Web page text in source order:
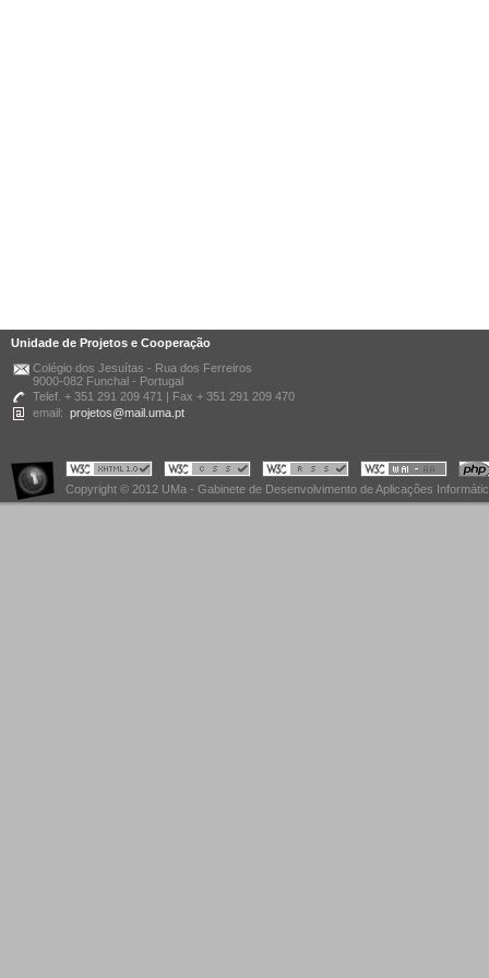
Unidade de Projetos e Cooperação
Colégio dos Jesuítas - Rua dos Ferreiros
9000-082 Funchal - Portugal
Telef. + 351 291 209 471 | Fax + 351 291 209 470
email: projetos@mail.uma.pt
Copyright © 2012 UMa - Gabinete de Desenvolvimento de Aplicações